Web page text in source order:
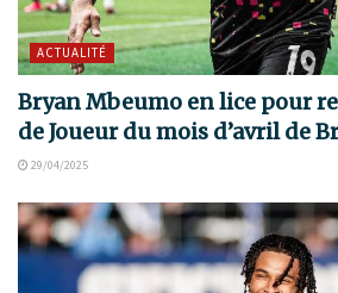
ACTUALITÉ
Bryan Mbeumo en lice pour
de Joueur du mois d’avril de
29/04/2025